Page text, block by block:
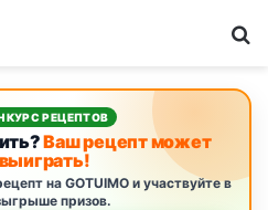
РЕЦЕПТОВ
Ваш рецепт может
выиграть!
на GOTUIMO и участвуйте в
призов.